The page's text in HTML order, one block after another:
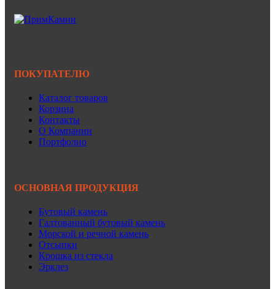
ПОКУПАТЕЛЮ
Каталог товаров
Корзина
Контакты
О Компании
Портфолио
ОСНОВНАЯ ПРОДУКЦИЯ
Бутовый камень
Галтованный бутовый камень
Морской и речной камень
Отсыпки
Крошка из стекла
Эрклез